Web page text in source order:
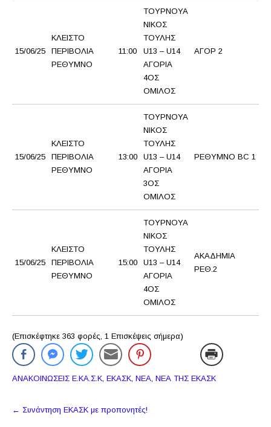
15/06/25
ΚΛΕΙΣΤΟ
ΠΕΡΙΒΟΛΙΑ
ΡΕΘΥΜΝΟ
11:00
ΤΟΥΡΝΟΥΑ
ΝΙΚΟΣ
ΤΟΥΛΗΣ
U13 – U14
ΑΓΟΡΙΑ
4ΟΣ
ΟΜΙΛΟΣ
ΑΓΟΡ 2
15/06/25
ΚΛΕΙΣΤΟ
ΠΕΡΙΒΟΛΙΑ
ΡΕΘΥΜΝΟ
13:00
ΤΟΥΡΝΟΥΑ
ΝΙΚΟΣ
ΤΟΥΛΗΣ
U13 – U14
ΑΓΟΡΙΑ
3ΟΣ
ΟΜΙΛΟΣ
ΡΕΘΥΜΝΟ BC 1
15/06/25
ΚΛΕΙΣΤΟ
ΠΕΡΙΒΟΛΙΑ
ΡΕΘΥΜΝΟ
15:00
ΤΟΥΡΝΟΥΑ
ΝΙΚΟΣ
ΤΟΥΛΗΣ
U13 – U14
ΑΓΟΡΙΑ
4ΟΣ
ΟΜΙΛΟΣ
ΑΚΑΔΗΜΙΑ
ΡΕΘ.2
(Επισκέφτηκε 363 φορές, 1 Επισκέψεις σήμερα)
ΑΝΑΚΟΙΝΩΣΕΙΣ Ε.ΚΑ.Σ.Κ, ΕΚΑΣΚ, ΝΕΑ, ΝΕΑ ΤΗΣ ΕΚΑΣΚ
Πλοήγηση
← Συνάντηση ΕΚΑΣΚ με προπονητές!